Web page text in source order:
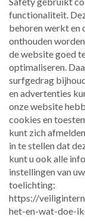
functionaliteit.
behoren werkt en
onthouden
de website goed
optimaliseren.
surfgedrag
en advertenties
onze website
cookies en
kunt zich
in te stellen dat
kunt u ook alle
instellingen van
toelichting:
https://
het-en-wat-doe-